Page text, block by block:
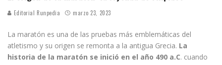
Editorial Runpedia marzo 23, 2023
La maratón es una de las pruebas más emblemáticas del
atletismo y su origen se remonta a la antigua Grecia. La
historia de la maratón se inició en el año 490 a.C. cuando